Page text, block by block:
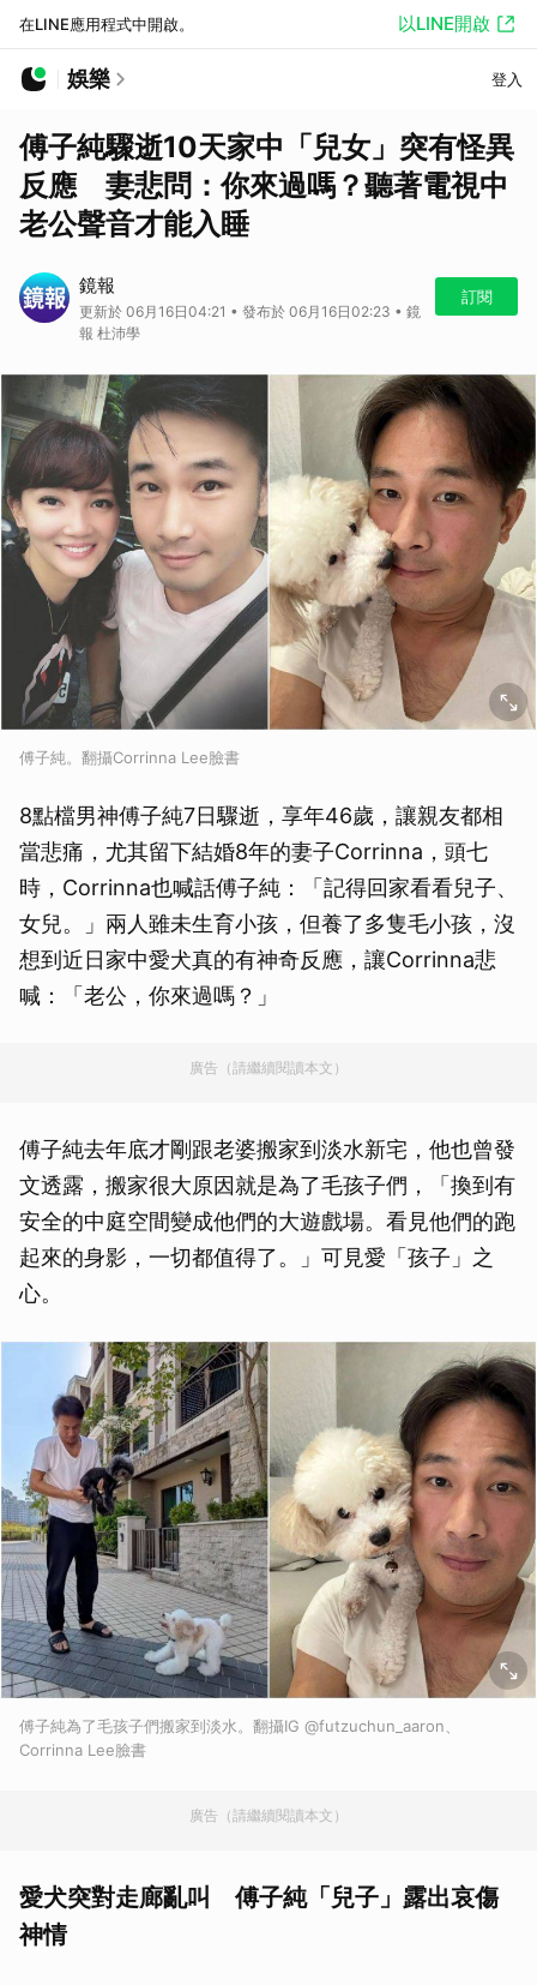
在LINE應用程式中開啟。 以LINE開啟
娛樂 登入
傅子純驟逝10天家中「兒女」突有怪異
反應 妻悲問：你來過嗎？聽著電視中
老公聲音才能入睡
鏡報
更新於 06月16日04:21 • 發布於 06月16日02:23 • 鏡
報 杜沛學
訂閱
傅子純。翻攝Corrinna Lee臉書
8點檔男神傅子純7日驟逝，享年46歲，讓親友都相
當悲痛，尤其留下結婚8年的妻子Corrinna，頭七
時，Corrinna也喊話傅子純：「記得回家看看兒子、
女兒。」兩人雖未生育小孩，但養了多隻毛小孩，沒
想到近日家中愛犬真的有神奇反應，讓Corrinna悲
喊：「老公，你來過嗎？」
廣告（請繼續閱讀本文）
傅子純去年底才剛跟老婆搬家到淡水新宅，他也曾發
文透露，搬家很大原因就是為了毛孩子們，「換到有
安全的中庭空間變成他們的大遊戲場。看見他們的跑
起來的身影，一切都值得了。」可見愛「孩子」之
心。
傅子純為了毛孩子們搬家到淡水。翻攝IG @futzuchun_aaron、
Corrinna Lee臉書
廣告（請繼續閱讀本文）
愛犬突對走廊亂叫 傅子純「兒子」露出哀傷
神情